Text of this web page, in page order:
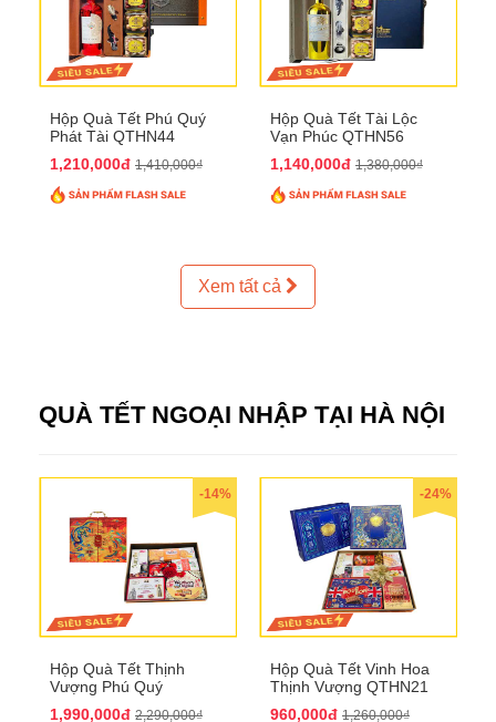
Hộp Quà Tết Phú Quý
Phát Tài QTHN44
1,210,000đ 1,410,000₫
Hộp Quà Tết Tài Lộc
Vạn Phúc QTHN56
1,140,000đ 1,380,000₫
Xem tất cả
QUÀ TẾT NGOẠI NHẬP TẠI HÀ NỘI
-14%
Hộp Quà Tết Thịnh
Vượng Phú Quý
1,990,000đ 2,290,000₫
-24%
Hộp Quà Tết Vinh Hoa
Thịnh Vượng QTHN21
960,000đ 1,260,000₫